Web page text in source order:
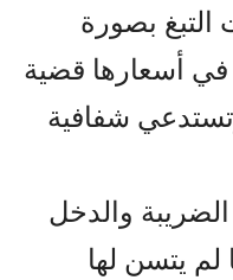
التبغ بصورة
في أسعارها قضية
شفافية
والدخل
يتسن لها